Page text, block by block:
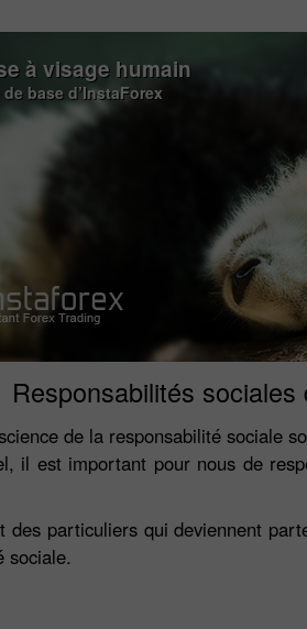
à visage humain
base d’InstaForex
Responsabilités sociales
de la responsabilité sociale
il est important pour nous de
particuliers qui deviennent
sociale.